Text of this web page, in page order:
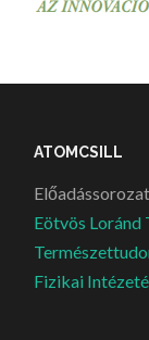
ATOMCSILL
Eötvös Loránd
Fizikai